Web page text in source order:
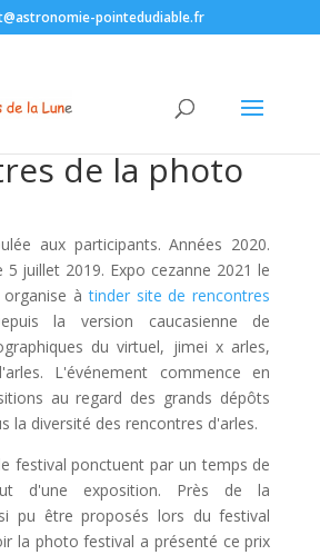
pointedudiable.fr
de la photo
aux participants. Années 2020.
juillet 2019. Expo cezanne 2021 le
organise àtinder site de rencontres
la version caucasienne de
du virtuel, jimei x arles,
L'événement commence en
au regard des grands dépôts
la diversité des rencontres d'arles.
festival ponctuent par un temps de
d'une exposition. Près de la
pu être proposés lors du festival
la photo festival a présenté ce prix